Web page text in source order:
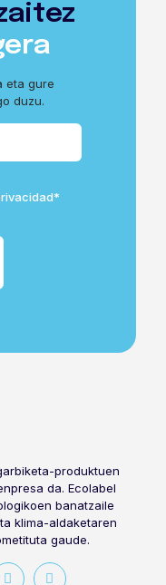
eta gure
duzu.
produktuen
da. Ecolabel
banatzaile
klima-aldaketaren
gaude.